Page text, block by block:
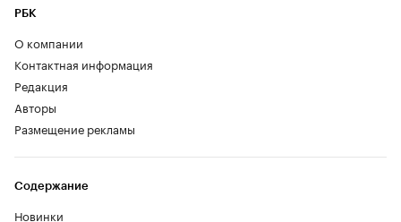
РБК
О компании
Контактная информация
Редакция
Авторы
Размещение рекламы
Содержание
Новинки